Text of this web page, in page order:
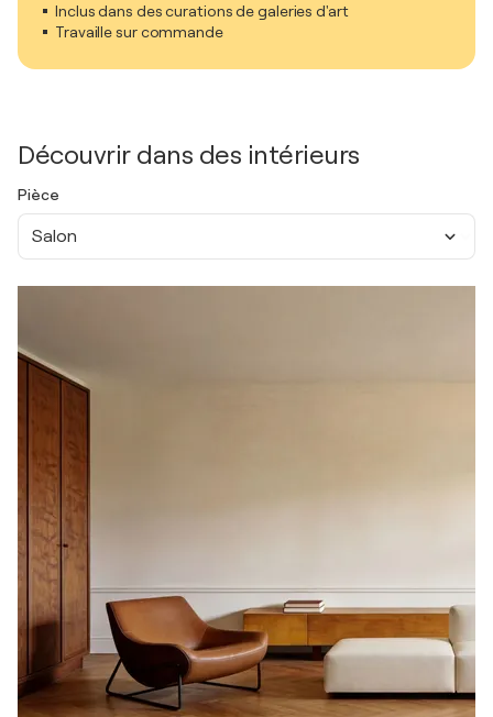
Inclus dans des curations de galeries d'art
Travaille sur commande
Découvrir dans des intérieurs
Pièce
Salon